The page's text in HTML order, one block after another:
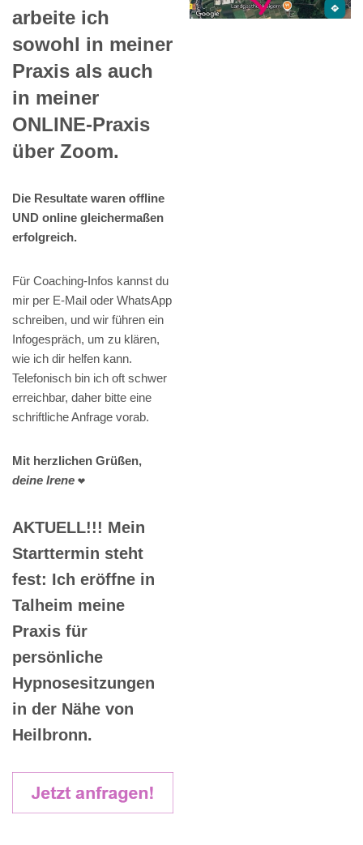
arbeite ich
sowohl in meiner
Praxis als auch
in meiner
ONLINE-Praxis
über Zoom.
Die Resultate waren offline
UND online gleichermaßen
erfolgreich.
Für Coaching-Infos kannst du
mir per E-Mail oder WhatsApp
schreiben, und wir führen ein
Infogespräch, um zu klären,
wie ich dir helfen kann.
Telefonisch bin ich oft schwer
erreichbar, daher bitte eine
schriftliche Anfrage vorab.
Mit herzlichen Grüßen,
deine Irene ❤️
AKTUELL!!! Mein
Starttermin steht
fest: Ich eröffne in
Talheim meine
Praxis für
persönliche
Hypnosesitzungen
in der Nähe von
Heilbronn.